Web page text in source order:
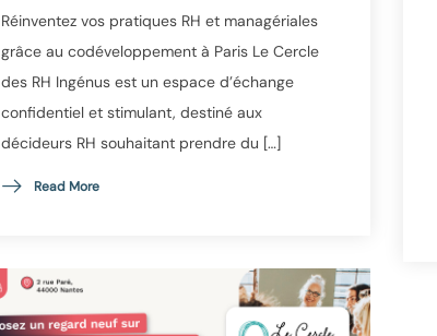
Réinventez vos pratiques RH et managériales
grâce au codéveloppement à Paris Le Cercle
des RH Ingénus est un espace d’échange
confidentiel et stimulant, destiné aux
décideurs RH souhaitant prendre du […]
Read More